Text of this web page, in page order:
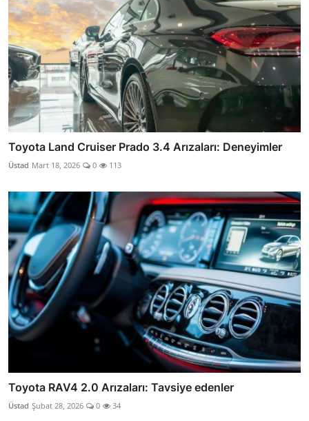
Toyota Land Cruiser Prado 3.4 Arızaları: Deneyimler
Üstad Mart 18, 2026 0 113
Toyota RAV4 2.0 Arızaları: Tavsiye edenler
Üstad Şubat 28, 2026 0 34